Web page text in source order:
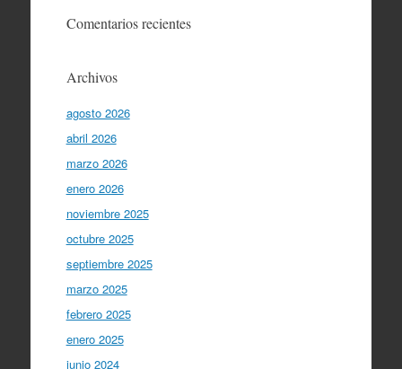
Comentarios recientes
Archivos
agosto 2026
abril 2026
marzo 2026
enero 2026
noviembre 2025
octubre 2025
septiembre 2025
marzo 2025
febrero 2025
enero 2025
junio 2024